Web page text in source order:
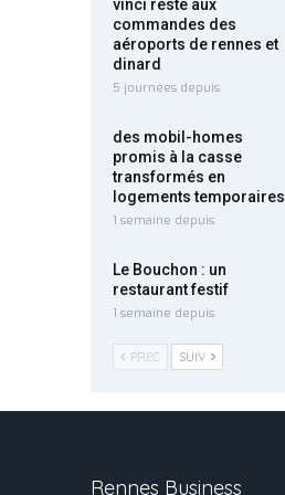
vinci reste aux
commandes des
aéroports de rennes et
dinard
5 journées depuis
des mobil-homes
promis à la casse
transformés en
logements temporaires
1 semaine depuis
Le Bouchon : un
restaurant festif
1 semaine depuis
PREC SUIV
Rennes Business